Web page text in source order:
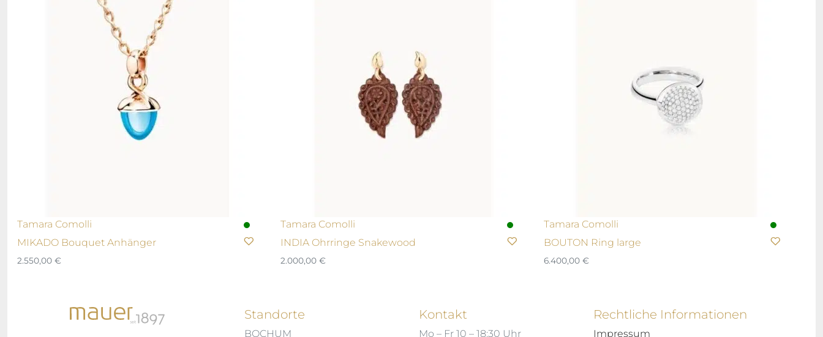
Tamara Comolli
MIKADO Bouquet Anhänger
2.550,00 €
Tamara Comolli
INDIA Ohrringe Snakewood
2.000,00 €
Tamara Comolli
BOUTON Ring large
6.400,00 €
Standorte
BOCHUM
Kontakt
Mo – Fr 10 – 18:30 Uhr
Rechtliche Informationen
Impressum